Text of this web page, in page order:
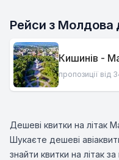
Рейси з Молдова
Кишинів -
пропозиції від
Дешеві квитки на літак
Шукаєте дешеві
знайти квитки на літак